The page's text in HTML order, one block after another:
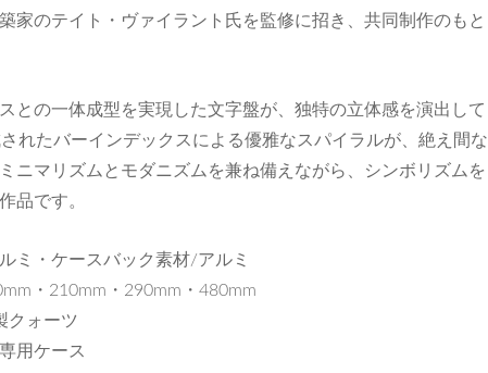
家のテイト・ヴァイラント氏を監修に招き、共同制作のもと
との一体成型を実現した文字盤が、独特の立体感を演出して
れたバーインデックスによる優雅なスパイラルが、絶え間な
ニマリズムとモダニズムを兼ね備えながら、シンボリズムを
品です。
ミ・ケースバック素材/アルミ
・210mm・290mm・480mm
クォーツ
用ケース